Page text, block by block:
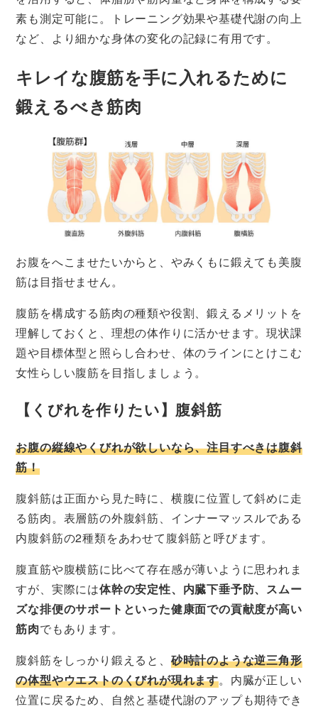
素も測定可能に。トレーニング効果や基礎代謝の向上
など、より細かな身体の変化の記録に有用です。
キレイな腹筋を手に入れるために
鍛えるべき筋肉
お腹をへこませたいからと、やみくもに鍛えても美腹
筋は目指せません。
腹筋を構成する筋肉の種類や役割、鍛えるメリットを
理解しておくと、理想の体作りに活かせます。現状課
題や目標体型と照らし合わせ、体のラインにとけこむ
女性らしい腹筋を目指しましょう。
【くびれを作りたい】腹斜筋
お腹の縦線やくびれが欲しいなら、注目すべきは腹斜
筋！
腹斜筋は正面から見た時に、横腹に位置して斜めに走
る筋肉。表層筋の外腹斜筋、インナーマッスルである
内腹斜筋の2種類をあわせて腹斜筋と呼びます。
腹直筋や腹横筋に比べて存在感が薄いように思われま
すが、実際には体幹の安定性、内臓下垂予防、スムー
ズな排便のサポートといった健康面での貢献度が高い
筋肉でもあります。
腹斜筋をしっかり鍛えると、 砂時計のような逆三角形
の体型やウエストのくびれが現れます。内臓が正しい
位置に戻るため、自然と基礎代謝のアップも期待でき